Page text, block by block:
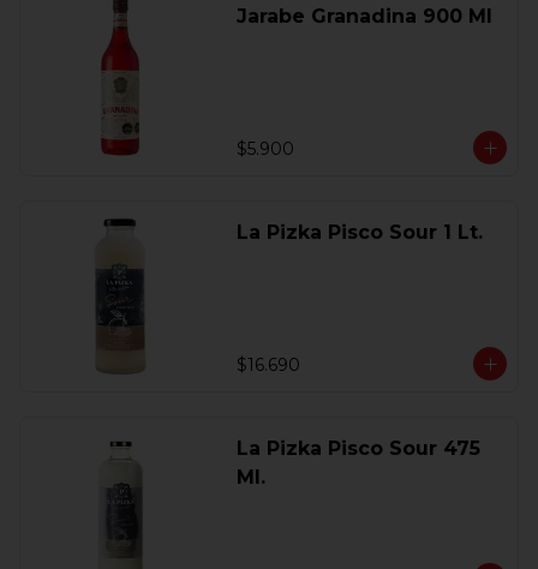
Jarabe Granadina 900 Ml
$5.900
La Pizka Pisco Sour 1 Lt.
$16.690
La Pizka Pisco Sour 475
Ml.